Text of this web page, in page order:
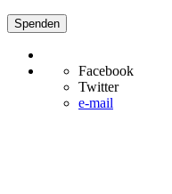
Spenden
Facebook
Twitter
e-mail